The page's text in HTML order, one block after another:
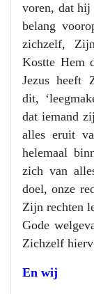
voren, dat hij
belang
zichzelf,
Kostte Hem
Jezus heeft
dit,
dat iemand
alles eruit
helemaal
zich van
doel, onze
Zijn rechten
Gode
Zichzelf
En wij